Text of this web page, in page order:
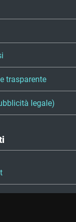
trasparente
legale)